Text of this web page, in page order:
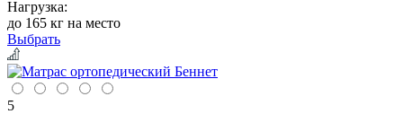
Нагрузка:
до 165 кг на место
Выбрать
5